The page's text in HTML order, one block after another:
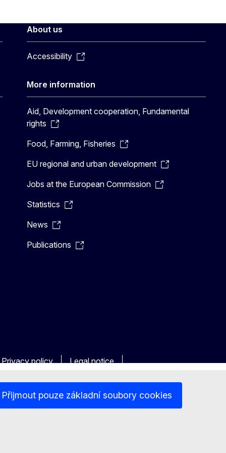
Přijmout pouze základní soubory cookies
About us
Accessibility
More information
Aid, Development cooperation, Fundamental
rights
Food, Farming, Fisheries
EU regional and urban development
Jobs at the European Commission
Statistics
News
Publications
Privacy policy Legal notice